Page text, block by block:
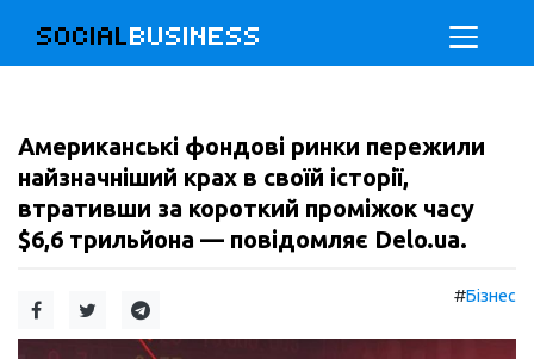
SOCIALBUSINESS
Американські фондові ринки пережили
найзначніший крах в своїй історії,
втративши за короткий проміжок часу
$6,6 трильйона — повідомляє Delo.ua.
#Бізнес